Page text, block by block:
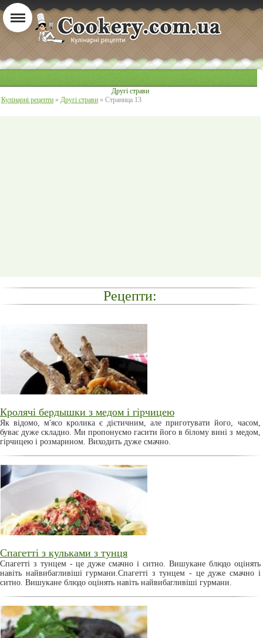
Другі страви
Кулінарні рецепти » Другі страви » Страница 13
Рецепти:
Кролячі бердышки з медом і гірчицею
Як відомо, м'ясо кролика є дієтичним, але приготувати його, часом,
буває дуже складно. Ми пропонуємо гасити його в білому вині з медом,
гірчицею і розмарином. Виходить дуже смачно.
Спагетті з кульками з тунця
Спагетті з тунцем - це дуже смачно і ситно. Вишукане блюдо оцінять
навіть найвибагливіші гурмани.Спагетті з тунцем - це дуже смачно і
ситно. Вишукане блюдо оцінять навіть найвибагливіші гурмани.